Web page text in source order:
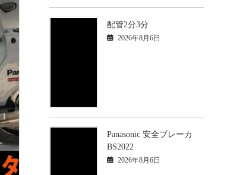
配管2分3分
2026年8月6日
Panasonic 安全ブレーカ
BS2022
2026年8月6日